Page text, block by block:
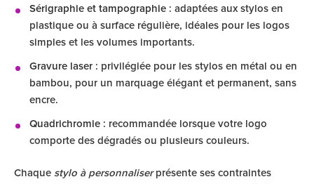
Sérigraphie et tampographie : adaptées aux stylos en
plastique ou à surface régulière, idéales pour les logos
simples et les volumes importants.
Gravure laser : privilégiée pour les stylos en métal ou en
bambou, pour un marquage élégant et permanent, sans
encre.
Quadrichromie : recommandée lorsque votre logo
comporte des dégradés ou plusieurs couleurs.
Chaque stylo à personnaliserprésente ses contraintes